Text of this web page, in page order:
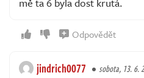
Odpovědět
jindrich0077 sobota, 13. 6.